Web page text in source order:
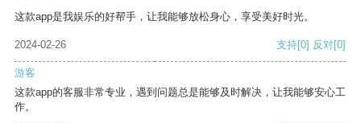
这款app是我娱乐的好帮手，让我能够放松身心，享受美好时光。
2024-02-26 支持[0] 反对[0]
游客
这款app的客服非常专业，遇到问题总是能够及时解决，让我能够安心工
作。